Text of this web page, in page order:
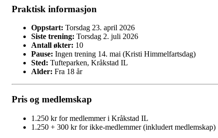
Praktisk informasjon
Oppstart: Torsdag 23. april 2026
Siste trening: Torsdag 2. juli 2026
Antall økter: 10
Pause: Ingen trening 14. mai (Kristi Himmelfartsdag)
Sted: Tufteparken, Kråkstad IL
Alder: Fra 18 år
Pris og medlemskap
1.250 kr for medlemmer i Kråkstad IL
1.250 + 300 kr for ikke-medlemmer (inkludert medlemskap)